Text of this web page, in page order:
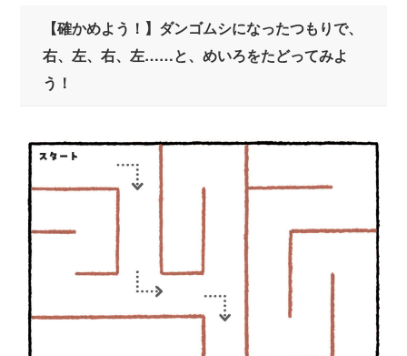
【確かめよう！】ダンゴムシになったつもりで、
右、左、右、左……と、めいろをたどってみよ
う！